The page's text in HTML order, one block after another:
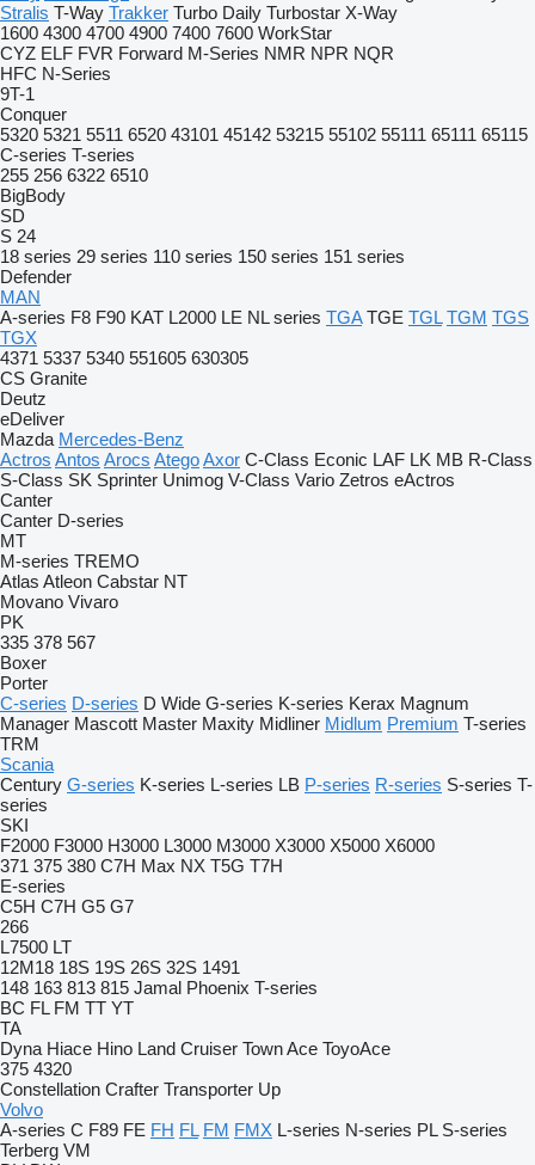
Stralis T-Way Trakker Turbo Daily Turbostar X-Way
1600 4300 4700 4900 7400 7600 WorkStar
CYZ ELF FVR Forward M-Series NMR NPR NQR
HFC N-Series
9T-1
Conquer
5320 5321 5511 6520 43101 45142 53215 55102 55111 65111 65115
C-series T-series
255 256 6322 6510
BigBody
SD
S 24
18 series 29 series 110 series 150 series 151 series
Defender
MAN
A-series F8 F90 KAT L2000 LE NL series TGA TGE TGL TGM TGS
TGX
4371 5337 5340 551605 630305
CS Granite
Deutz
eDeliver
Mazda Mercedes-Benz
Actros Antos Arocs AtegoAxor C-Class Econic LAF LK MB R-Class
S-Class SK Sprinter Unimog V-Class Vario Zetros eActros
Canter
Canter D-series
MT
M-series TREMO
Atlas Atleon Cabstar NT
Movano Vivaro
PK
335 378 567
Boxer
Porter
C-series D-series D Wide G-series K-series Kerax Magnum
Manager Mascott Master Maxity Midliner Midlum Premium T-series
TRM
Scania
Century G-series K-series L-series LB P-series R-series S-series T-
series
SKI
F2000 F3000 H3000 L3000 M3000 X3000 X5000 X6000
371 375 380 C7H Max NX T5G T7H
E-series
C5H C7H G5 G7
266
L7500 LT
12M18 18S 19S 26S 32S 1491
148 163 813 815 Jamal Phoenix T-series
BC FL FM TT YT
TA
Dyna Hiace Hino Land Cruiser Town Ace ToyoAce
375 4320
Constellation Crafter Transporter Up
Volvo
A-series C F89 FE FH FL FM FMX L-series N-series PL S-series
Terberg VM